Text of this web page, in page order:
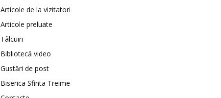
Articole de la vizitatori
Articole preluate
Tâlcuiri
Bibliotecă video
Gustări de post
Biserica Sfinta Treime